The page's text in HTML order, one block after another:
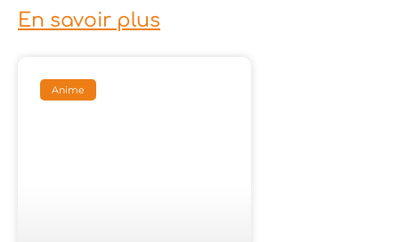
En savoir plus
Anime